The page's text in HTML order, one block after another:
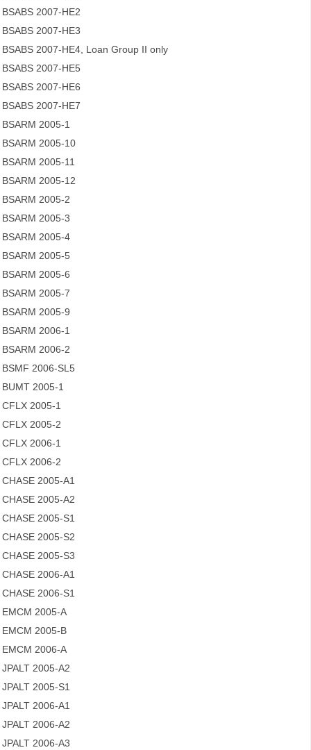
BSABS 2007-HE2
BSABS 2007-HE3
BSABS 2007-HE4, Loan Group II only
BSABS 2007-HE5
BSABS 2007-HE6
BSABS 2007-HE7
BSARM 2005-1
BSARM 2005-10
BSARM 2005-11
BSARM 2005-12
BSARM 2005-2
BSARM 2005-3
BSARM 2005-4
BSARM 2005-5
BSARM 2005-6
BSARM 2005-7
BSARM 2005-9
BSARM 2006-1
BSARM 2006-2
BSMF 2006-SL5
BUMT 2005-1
CFLX 2005-1
CFLX 2005-2
CFLX 2006-1
CFLX 2006-2
CHASE 2005-A1
CHASE 2005-A2
CHASE 2005-S1
CHASE 2005-S2
CHASE 2005-S3
CHASE 2006-A1
CHASE 2006-S1
EMCM 2005-A
EMCM 2005-B
EMCM 2006-A
JPALT 2005-A2
JPALT 2005-S1
JPALT 2006-A1
JPALT 2006-A2
JPALT 2006-A3